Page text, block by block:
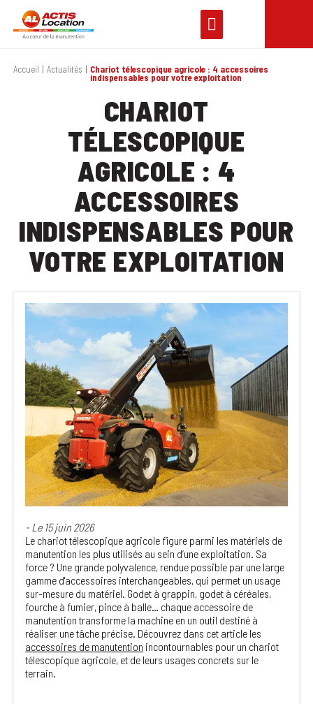
Accueil Actualités Chariot télescopique agricole : 4 accessoires
indispensables pour votre exploitation
CHARIOT
TÉLESCOPIQUE
AGRICOLE : 4
ACCESSOIRES
INDISPENSABLES POUR
VOTRE EXPLOITATION
Le chariot télescopique agricole figure parmi les matériels de
manutention les plus utilisés au sein d’une exploitation. Sa
force ? Une grande polyvalence, rendue possible par une large
gamme d'accessoires interchangeables, qui permet un usage
sur-mesure du matériel. Godet à grappin, godet à céréales,
fourche à fumier, pince à balle… chaque accessoire de
manutention transforme la machine en un outil destiné à
réaliser une tâche précise. Découvrez dans cet article les
accessoires de manutention incontournables pour un chariot
télescopique agricole, et de leurs usages concrets sur le
terrain.
- Le 15 juin 2026